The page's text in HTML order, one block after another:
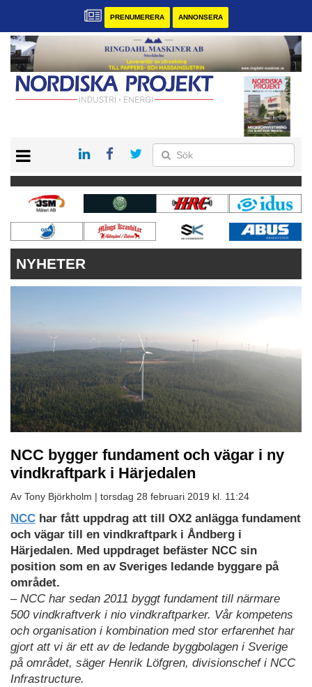
PRENUMERERA ANNONSERA
KONTAKT
VÅRA ANDRA MAGASIN
PRENUMERERA
ANNONSERA
NYHETER
NCC bygger fundament och vägar i ny
vindkraftpark i Härjedalen
Av Tony Björkholm | torsdag 28 februari 2019 kl. 11:24
NCC har fått uppdrag att till OX2 anlägga fundament
och vägar till en vindkraftpark i Åndberg i
Härjedalen. Med uppdraget befäster NCC sin
position som en av Sveriges ledande byggare på
området.
– NCC har sedan 2011 byggt fundament till närmare
500 vindkraftverk i nio vindkraftparker. Vår kompetens
och organisation i kombination med stor erfarenhet har
gjort att vi är ett av de ledande byggbolagen i Sverige
på området, säger Henrik Löfgren, divisionschef i NCC
Infrastructure.